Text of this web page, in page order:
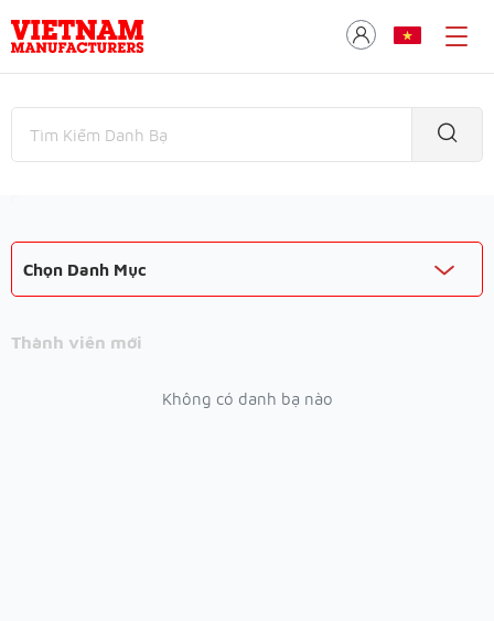
Chọn Danh Mục
Thành viên mới
Không có danh bạ nào